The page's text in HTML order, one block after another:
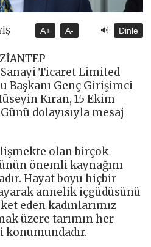
A+ A- 🔊 Dinle
Ticaret Limited
Başkanı Genç Girişimci
Kıran, 15 Ekim
dolayısıyla mesaj
olan birçok
önemli kaynağını
Hayat boyu hiçbir
annelik içgüdüsünü
eden kadınlarımız
üzere tarımın her
konumundadır.